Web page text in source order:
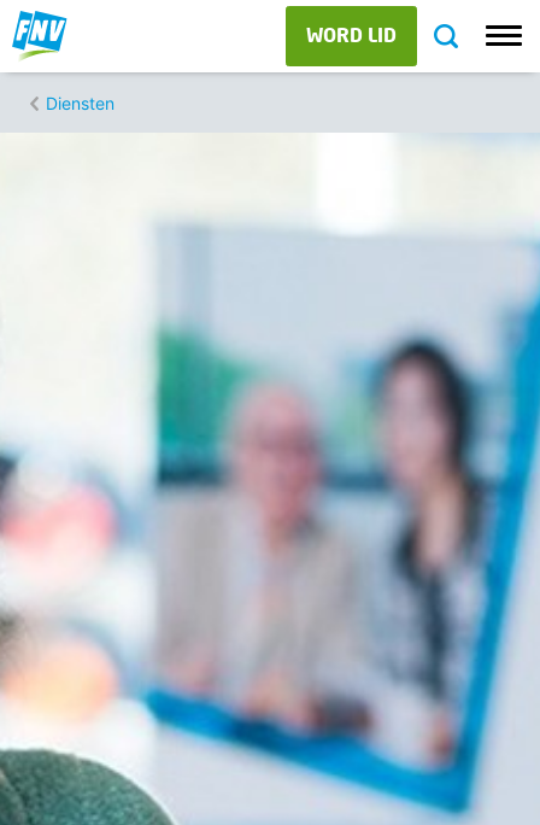
WORD LID
Diensten